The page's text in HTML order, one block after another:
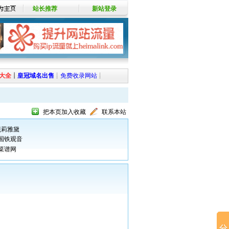
站长推荐 新站登录
全 ┊ 皇冠域名出售 ┊ 免费收录网站 ┊
把本页加入收藏 联系本站
雅黛
铁观音
谱网